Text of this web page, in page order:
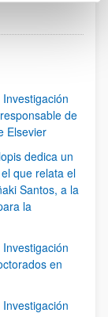
de
Elsevier
dedica un
que relata el
Santos, a la
la
en